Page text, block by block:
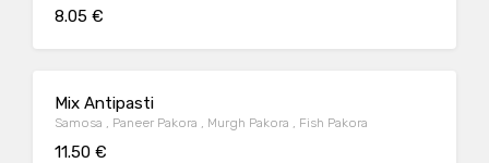
8.05 €
Mix Antipasti
Samosa , Paneer Pakora , Murgh Pakora , Fish Pakora
11.50 €